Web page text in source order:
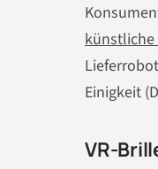
Einigkeit
VR-